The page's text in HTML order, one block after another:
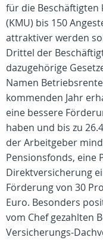
für die
(KMU) bis 150
attraktiver werden
Drittel der
dazugehörige
Namen
kommenden Jahr
eine bessere
haben und bis zu
der Arbeitgeber
Pensionsfonds, eine
Direktversicherung
Förderung von 30
Euro. Besonders
vom Chef gezahlten
Versicherungs-